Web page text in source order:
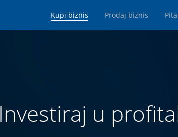
Kupi biznis Prodaj biznis
Investiraj u